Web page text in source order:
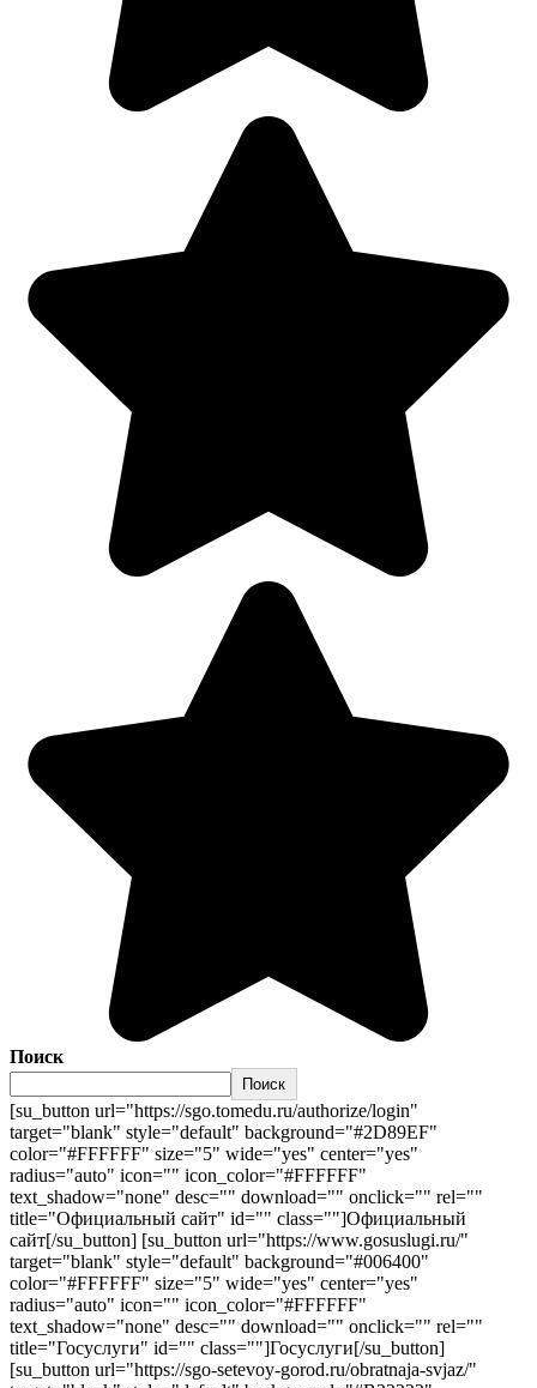
Поиск
Поиск
[su_button url="https://sgo.tomedu.ru/authorize/login"
target="blank" style="default" background="#2D89EF"
color="#FFFFFF" size="5" wide="yes" center="yes"
radius="auto" icon="" icon_color="#FFFFFF"
text_shadow="none" desc="" download="" onclick="" rel=""
title="Официальный сайт" id="" class=""]Официальный
сайт[/su_button] [su_button url="https://www.gosuslugi.ru/"
target="blank" style="default" background="#006400"
color="#FFFFFF" size="5" wide="yes" center="yes"
radius="auto" icon="" icon_color="#FFFFFF"
text_shadow="none" desc="" download="" onclick="" rel=""
title="Госуслуги" id="" class=""]Госуслуги[/su_button]
[su_button url="https://sgo-setevoy-gorod.ru/obratnaja-svjaz/"